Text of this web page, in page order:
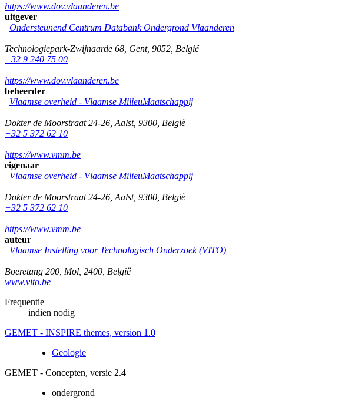
https://www.dov.vlaanderen.be
uitgever
Ondersteunend Centrum Databank Ondergrond Vlaanderen
Technologiepark-Zwijnaarde 68 Gent, 9052 België
+32 9 240 75 00
https://www.dov.vlaanderen.be
beheerder
Vlaamse overheid - Vlaamse MilieuMaatschappij
Dokter de Moorstraat 24-26 Aalst, 9300 België
+32 5 372 62 10
https://www.vmm.be
eigenaar
Vlaamse overheid - Vlaamse MilieuMaatschappij
Dokter de Moorstraat 24-26 Aalst, 9300 België
+32 5 372 62 10
https://www.vmm.be
auteur
Vlaamse Instelling voor Technologisch Onderzoek (VITO)
Boeretang 200 Mol 2400 België
www.vito.be
Frequentie
indien nodig
GEMET - INSPIRE themes, version 1.0
Geologie
GEMET - Concepten, versie 2.4
ondergrond